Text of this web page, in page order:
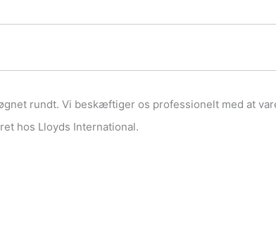
rundt. Vi beskæftiger os professionelt med at
hos Lloyds International.